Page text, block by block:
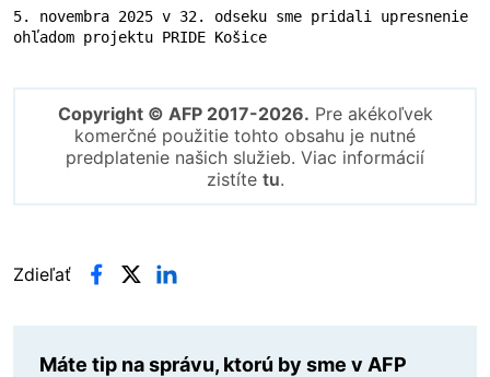
5. novembra 2025 v 32. odseku sme pridali upresnenie
ohľadom projektu PRIDE Košice
Copyright © AFP 2017-2026. Pre akékoľvek
komerčné použitie tohto obsahu je nutné
predplatenie našich služieb. Viac informácií
zistíte tu.
Zdieľať
Máte tip na správu, ktorú by sme v AFP